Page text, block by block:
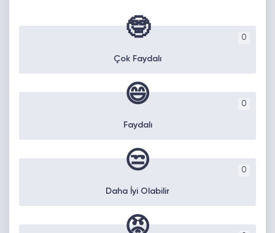
0
🤓
Çok Faydalı
0
😄
Faydalı
0
😒
Daha İyi Olabilir